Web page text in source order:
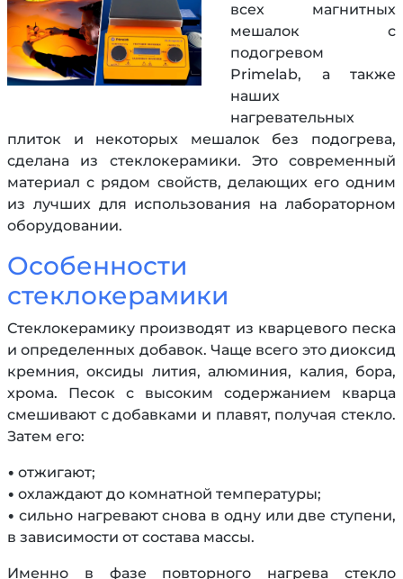
всех магнитных
мешалок с
подогревом
Primelab, а также
наших
нагревательных
плиток и некоторых мешалок без подогрева,
сделана из стеклокерамики. Это современный
материал с рядом свойств, делающих его одним
из лучших для использования на лабораторном
оборудовании.
Особенности
стеклокерамики
Стеклокерамику производят из кварцевого песка
и определенных добавок. Чаще всего это диоксид
кремния, оксиды лития, алюминия, калия, бора,
хрома. Песок с высоким содержанием кварца
смешивают с добавками и плавят, получая стекло.
Затем его:
• отжигают;
• охлаждают до комнатной температуры;
• сильно нагревают снова в одну или две ступени,
в зависимости от состава массы.
Именно в фазе повторного нагрева стекло